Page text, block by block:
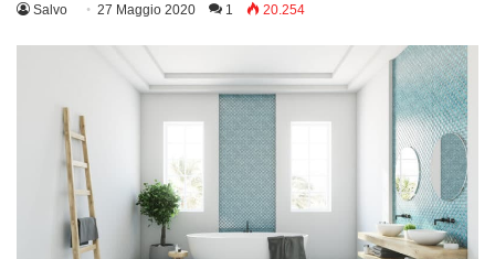
Salvo 27 Maggio 2020 1 20.254